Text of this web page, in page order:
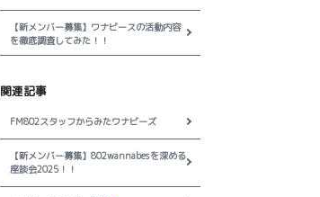
【新メンバー募集】ワナビースの活動内容
を徹底調査してみた！！
関連記事
FM802スタッフからみたワナビーズ
【新メンバー募集】802wannabesを深める
座談会2025！！